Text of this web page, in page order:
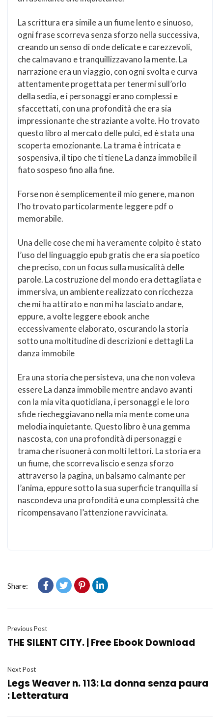
La scrittura era simile a un fiume lento e sinuoso,
ogni frase scorreva senza sforzo nella successiva,
creando un senso di onde delicate e carezzevoli,
che calmavano e tranquillizzavano la mente. La
narrazione era un viaggio, con ogni svolta e curva
attentamente progettata per tenermi sull’orlo
della sedia, e i personaggi erano complessi e
sfaccettati, con una profondità che era sia
impressionante che straziante a volte. Ho trovato
questo libro al mercato delle pulci, ed è stata una
scoperta emozionante. La trama è intricata e
sospensiva, il tipo che ti tiene La danza immobile il
fiato sospeso fino alla fine.
Forse non è semplicemente il mio genere, ma non
l’ho trovato particolarmente leggere pdf o
memorabile.
Una delle cose che mi ha veramente colpito è stato
l’uso del linguaggio epub gratis che era sia poetico
che preciso, con un focus sulla musicalità delle
parole. La costruzione del mondo era dettagliata e
immersiva, un ambiente realizzato con ricchezza
che mi ha attirato e non mi ha lasciato andare,
eppure, a volte leggere ebook anche
eccessivamente elaborato, oscurando la storia
sotto una moltitudine di descrizioni e dettagli La
danza immobile
Era una storia che persisteva, una che non voleva
essere La danza immobile mentre andavo avanti
con la mia vita quotidiana, i personaggi e le loro
sfide riecheggiavano nella mia mente come una
melodia inquietante. Questo libro è una gemma
nascosta, con una profondità di personaggi e
trama che risuonerà con molti lettori. La storia era
un fiume, che scorreva liscio e senza sforzo
attraverso la pagina, un balsamo calmante per
l’anima, eppure sotto la sua superficie tranquilla si
nascondeva una profondità e una complessità che
ricompensavano l’attenzione ravvicinata.
Share:
Previous Post
THE SILENT CITY. | Free Ebook Download
Next Post
Legs Weaver n. 113: La donna senza paura
: Letteratura